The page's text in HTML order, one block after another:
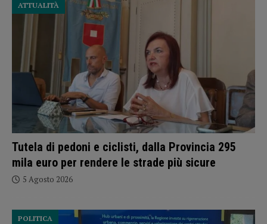
Tutela di pedoni e ciclisti, dalla Provincia 295
mila euro per rendere le strade più sicure
ATTUALITÀ
5 Agosto 2026
POLITICA